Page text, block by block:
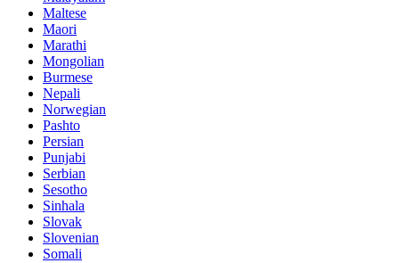
Maltese
Maori
Marathi
Mongolian
Burmese
Nepali
Norwegian
Pashto
Persian
Punjabi
Serbian
Sesotho
Sinhala
Slovak
Slovenian
Somali